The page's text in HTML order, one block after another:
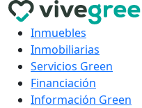
Inmuebles
Inmobiliarias
Servicios Green
Financiación
Información Green